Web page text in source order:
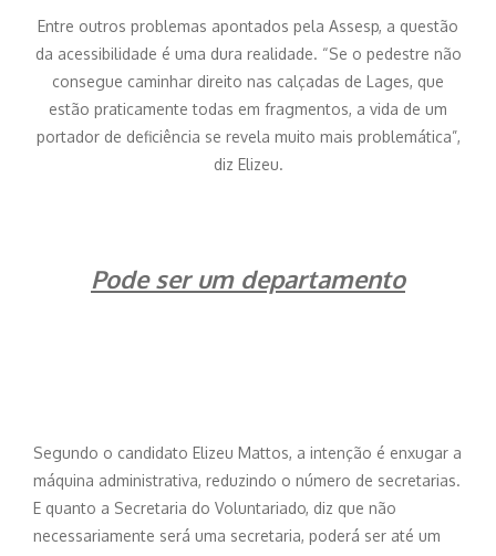
Entre outros problemas apontados pela Assesp, a questão
da acessibilidade é uma dura realidade. “Se o pedestre não
consegue caminhar direito nas calçadas de Lages, que
estão praticamente todas em fragmentos, a vida de um
portador de deficiência se revela muito mais problemática”,
diz Elizeu.
Pode ser um departamento
Segundo o candidato Elizeu Mattos, a intenção é enxugar a
máquina administrativa, reduzindo o número de secretarias.
E quanto a Secretaria do Voluntariado, diz que não
necessariamente será uma secretaria, poderá ser até um